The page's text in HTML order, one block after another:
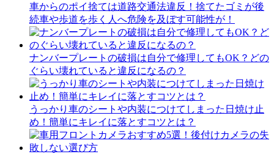
車からのポイ捨ては道路交通法違反！捨てたゴミが後
続車や歩道を歩く人へ危険を及ぼす可能性が！
ナンバープレートの破損は自分で修理してもOK？どの
ぐらい壊れていると違反になるの？
うっかり車のシートや内装につけてしまった日焼け止
め！簡単にキレイに落とすコツとは？